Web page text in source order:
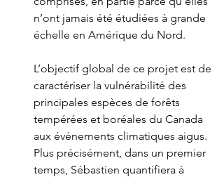
n’ont jamais été étudiées à grande
échelle en Amérique du Nord.
L’objectif global de ce projet est de
caractériser la vulnérabilité des
principales espèces de forêts
tempérées et boréales du Canada
aux événements climatiques aigus.
Plus précisément, dans un premier
temps, Sébastien quantifiera à